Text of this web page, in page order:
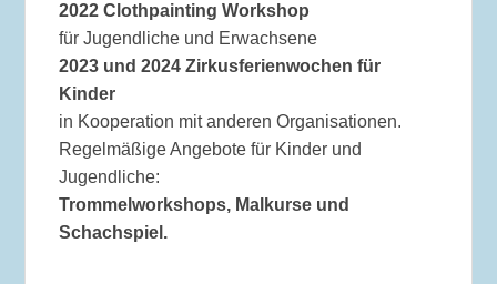
2022 Clothpainting Workshop
für Jugendliche und Erwachsene
2023 und 2024 Zirkusferienwochen für
Kinder
in Kooperation mit anderen Organisationen.
Regelmäßige Angebote für Kinder und
Jugendliche:
Trommelworkshops, Malkurse und
Schachspiel.